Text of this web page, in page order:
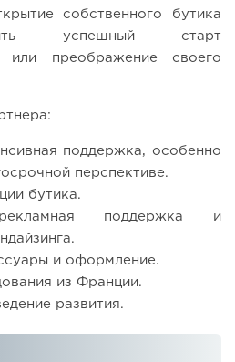
собственного бутика
успешный старт
или преображение своего
поддержка, особенно
перспективе.
бутика.
рекламная поддержка и
и оформление.
из Франции.
развития.